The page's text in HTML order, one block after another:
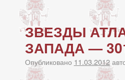
ЗВЕЗДЫ
ЗАПАДА —
Опубликовано 11.03.2012